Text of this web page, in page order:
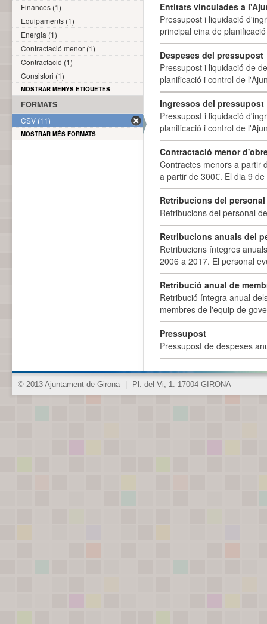
Entitats vinculades a
Pressupost i liquidació
principal eina de
Despeses del pressupost
Pressupost i liquidació de
planificació i control de
Ingressos del pressupost
Pressupost i liquidació
planificació i control de
Contractació menor
Contractes menors a partir
a partir de 300€. El dia 9
Retribucions del
Retribucions del personal
Retribucions anuals del
Retribucions íntegres
2006 a 2017. El personal
Retribució anual de
Retribució íntegra anual
membres de l'equip de
Pressupost
Pressupost de despeses
Finances (1)
Equipaments (1)
Energia (1)
Contractació menor (1)
Contractació (1)
Consistori (1)
MOSTRAR MENYS ETIQUETES
FORMATS
CSV (11)
MOSTRAR MÉS FORMATS
© 2013 Ajuntament de Girona Pl. del Vi, 1. 17004 GIRONA